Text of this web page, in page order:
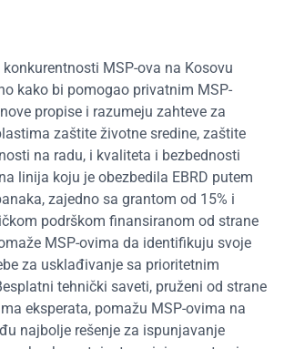
MSP-ova na Kosovu
kako bi pomogao privatnim MSP-
propise i razumeju zahteve za
zaštite životne sredine, zaštite
na radu, i kvaliteta i bezbednosti
linija koju je obezbedila EBRD putem
zajedno sa grantom od 15% i
podrškom finansiranom od strane
MSP-ovima da identifikuju svoje
za usklađivanje sa prioritetnim
tehnički saveti, pruženi od strane
eksperata, pomažu MSP-ovima na
najbolje rešenje za ispunjavanje